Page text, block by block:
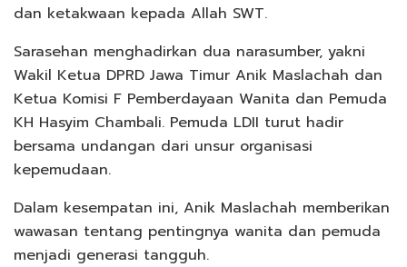
dan ketakwaan kepada Allah SWT.
Sarasehan menghadirkan dua narasumber, yakni
Wakil Ketua DPRD Jawa Timur Anik Maslachah dan
Ketua Komisi F Pemberdayaan Wanita dan Pemuda
KH Hasyim Chambali. Pemuda LDII turut hadir
bersama undangan dari unsur organisasi
kepemudaan.
Dalam kesempatan ini, Anik Maslachah memberikan
wawasan tentang pentingnya wanita dan pemuda
menjadi generasi tangguh.